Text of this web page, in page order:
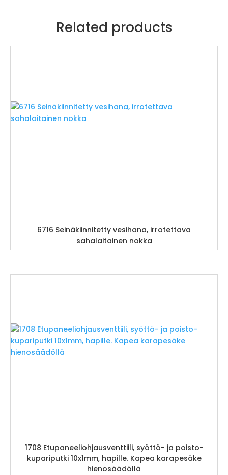
Related products
6716 Seinäkiinnitetty vesihana, irrotettava
sahalaitainen nokka
1708 Etupaneeliohjausventtiili, syöttö- ja poisto-
kupariputki 10x1mm, hapille. Kapea karapesäke
hienosäädöllä